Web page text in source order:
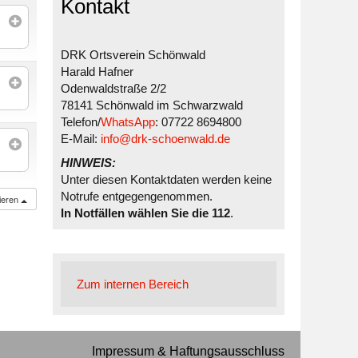
Kontakt
DRK Ortsverein Schönwald
Harald Hafner
Odenwaldstraße 2/2
78141 Schönwald im Schwarzwald
Telefon/WhatsApp: 07722 8694800
E-Mail: info@drk-schoenwald.de
HINWEIS:
Unter diesen Kontaktdaten werden keine
Notrufe entgegengenommen.
In Notfällen wählen Sie die 112.
Zum internen Bereich
Impressum & Haftungsausschluss